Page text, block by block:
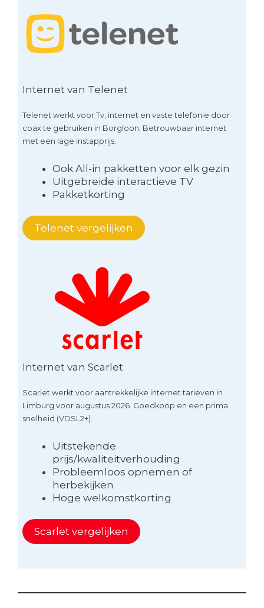
Internet van Telenet
Telenet werkt voor Tv, internet en vaste telefonie door
coax te gebruiken in Borgloon. Betrouwbaar internet
met een lage instapprijs.
Ook All-in pakketten voor elk gezin
Uitgebreide interactieve TV
Pakketkorting
Telenet vergelijken
Internet van Scarlet
Scarlet werkt voor aantrekkelijke internet tarieven in
Limburg voor augustus 2026. Goedkoop en een prima
snelheid (VDSL2+).
Uitstekende
prijs/kwaliteitverhouding
Probleemloos opnemen of
herbekijken
Hoge welkomstkorting
Scarlet vergelijken